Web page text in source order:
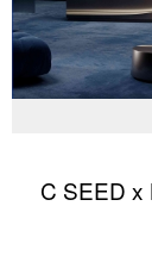
C SEED x